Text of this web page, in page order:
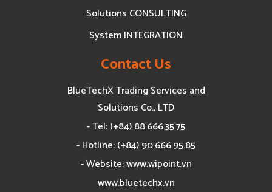
Solutions CONSULTING
System INTEGRATION
Contact Us
BlueTechX Trading Services and
Solutions Co., LTD
- Tel: (+84) 88.666.35.75
- Hotline: (+84) 90.666.95.85
- Website: www.wipoint.vn
www.bluetechx.vn